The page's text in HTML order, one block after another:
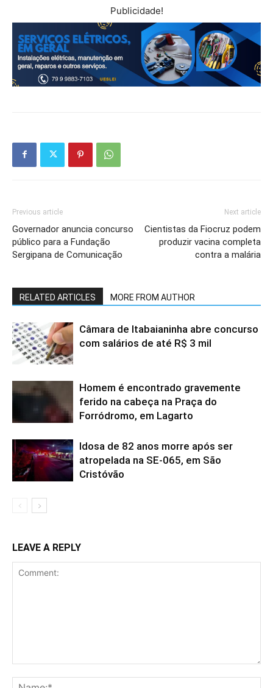
Publicidade!
Previous article
Governador anuncia concurso
público para a Fundação
Sergipana de Comunicação
Next article
Cientistas da Fiocruz podem
produzir vacina completa
contra a malária
RELATED ARTICLES MORE FROM AUTHOR
Câmara de Itabaianinha abre concurso
com salários de até R$ 3 mil
Homem é encontrado gravemente
ferido na cabeça na Praça do
Forródromo, em Lagarto
Idosa de 82 anos morre após ser
atropelada na SE-065, em São
Cristóvão
LEAVE A REPLY